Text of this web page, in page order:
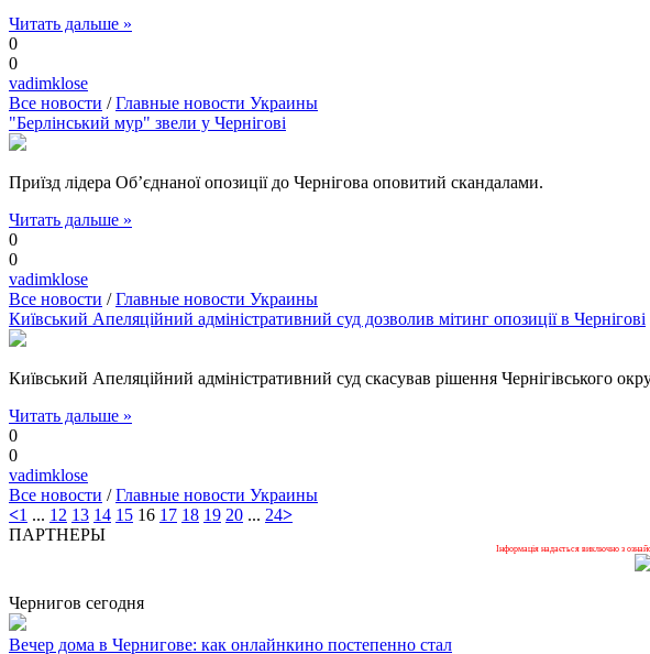
Читать дальше »
0
0
vadimklose
Все новости /Главные новости Украины
"Берлінський мур" звели у Чернігові
Приїзд лідера Об’єднаної опозиції до Чернігова оповитий скандалами.
Читать дальше »
0
0
vadimklose
Все новости /Главные новости Украины
Київський Апеляційний адміністративний суд дозволив мітинг опозиції в Чернігові
Київський Апеляційний адміністративний суд скасував рішення Чернігівського
Читать дальше »
0
0
vadimklose
Все новости /Главные новости Украины
<1 ... 12 13 14 15 16 17 18 19 20 ... 24>
ПАРТНЕРЫ
Інформація надається виключно з
Чернигов сегодня
Вечер дома в Чернигове: как онлайнкино постепенно стал